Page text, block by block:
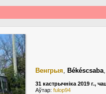
Венгрыя, Békéscsaba
31 кастрычніка 2019 г.,
Аўтар: fulop94